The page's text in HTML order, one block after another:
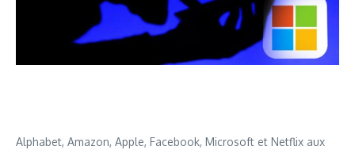
Alphabet, Amazon, Apple, Facebook, Microsoft et Netflix aux